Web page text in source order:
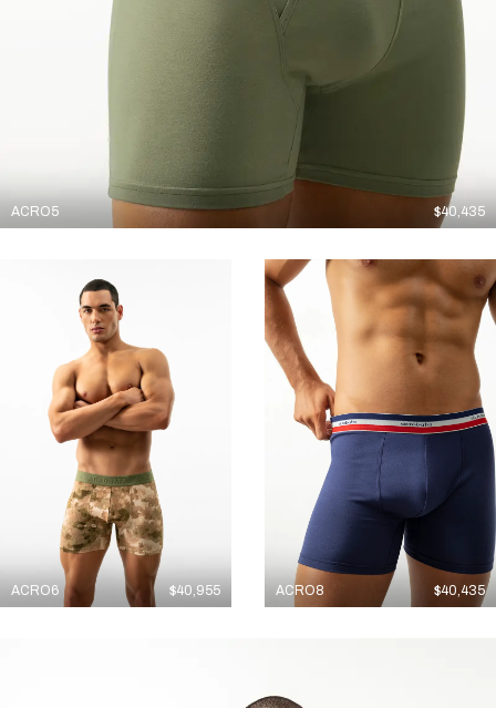
ACRO5 $40,435
ACRO6 $40,955 ACRO8 $40,435